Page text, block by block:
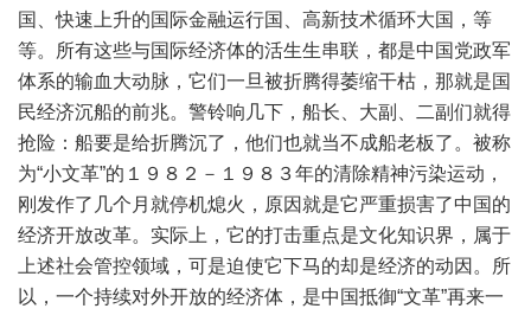
国、快速上升的国际金融运行国、高新技术循环大国，等
等。所有这些与国际经济体的活生生串联，都是中国党政军
体系的输血大动脉，它们一旦被折腾得萎缩干枯，那就是国
民经济沉船的前兆。警铃响几下，船长、大副、二副们就得
抢险：船要是给折腾沉了，他们也就当不成船老板了。被称
为“小文革”的１９８２－１９８３年的清除精神污染运动，
刚发作了几个月就停机熄火，原因就是它严重损害了中国的
经济开放改革。实际上，它的打击重点是文化知识界，属于
上述社会管控领域，可是迫使它下马的却是经济的动因。所
以，一个持续对外开放的经济体，是中国抵御“文革”再来一